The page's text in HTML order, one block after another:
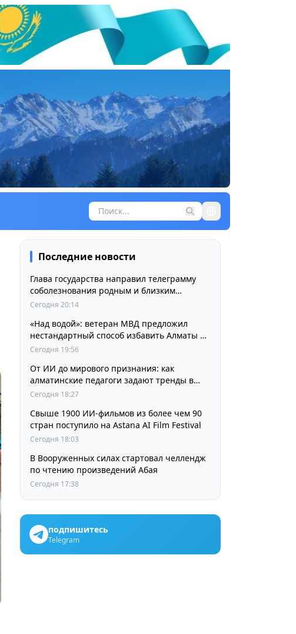
Последние новости
Глава государства направил телеграмму
соболезнования родным и близким
выдающегося кинорежиссера Ардака
Сегодня 20:14
«Над водой»: ветеран МВД предложил
нестандартный способ избавить Алматы от
пробок и смога
Сегодня 19:56
От ИИ до мирового признания: как
алматинские педагоги задают тренды в
изучении языков
Сегодня 18:27
Свыше 1900 ИИ-фильмов из более чем 90
стран поступило на Astana AI Film Festival
Сегодня 18:03
В Вооруженных силах стартовал челлендж
по чтению произведений Абая
Сегодня 17:38
подпишитесь
Telegram